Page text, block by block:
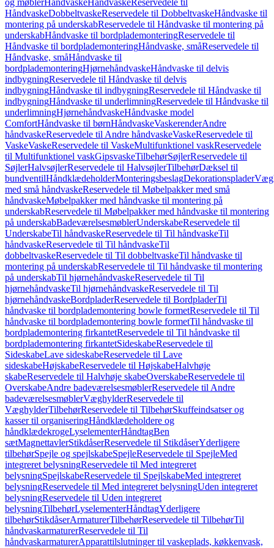
og møblerHåndvaskeHåndvaskeReservedele til
HåndvaskeDobbeltvaskeReservedele til DobbeltvaskeHåndvaske til
montering på underskabReservedele til Håndvaske til montering på
underskabHåndvaske til bordplademonteringReservedele til
Håndvaske til bordplademonteringHåndvaske, småReservedele til
Håndvaske, småHåndvaske til
bordplademonteringHjørnehåndvaskeHåndvaske til delvis
indbygningReservedele til Håndvaske til delvis
indbygningHåndvaske til indbygningReservedele til Håndvaske til
indbygningHåndvaske til underlimningReservedele til Håndvaske til
underlimningHjørnehåndvaskeHåndvaske model
ComfortHåndvaske til børnHåndvaskeVaskerenderAndre
håndvaskeReservedele til Andre håndvaskeVaskeReservedele til
VaskeVaskeReservedele til VaskeMultifunktionel vaskReservedele
til Multifunktionel vaskGipsvaskeTilbehørSøjlerReservedele til
SøjlerHalvsøjlerReservedele til HalvsøjlerTilbehørDæksel til
bundventilHåndklædeholderMonteringsbeslagDekorationsplader
med små håndvaskeReservedele til Møbelpakker med små
håndvaskeMøbelpakker med håndvaske til montering på
underskabReservedele til Møbelpakker med håndvaske til montering
på underskabBadeværelsesmøblerUnderskabeReservedele til
UnderskabeTil håndvaskeReservedele til Til håndvaskeTil
håndvaskeReservedele til Til håndvaskeTil
dobbeltvaskeReservedele til Til dobbeltvaskeTil håndvaske til
montering på underskabReservedele til Til håndvaske til montering
på underskabTil hjørnehåndvaskeReservedele til Til
hjørnehåndvaskeTil hjørnehåndvaskeReservedele til Til
hjørnehåndvaskeBordpladerReservedele til BordpladerTil
håndvaske til bordplademontering bowle formetReservedele til Til
håndvaske til bordplademontering bowle formetTil håndvaske til
bordplademontering firkantetReservedele til Til håndvaske til
bordplademontering firkantetSideskabeReservedele til
SideskabeLave sideskabeReservedele til Lave
sideskabeHøjskabeReservedele til HøjskabeHalvhøje
skabeReservedele til Halvhøje skabeOverskabeReservedele til
OverskabeAndre badeværelsesmøblerReservedele til Andre
badeværelsesmøblerVæghylderReservedele til
VæghylderTilbehørReservedele til TilbehørSkuffeindsatser og
kasser til organiseringHåndklædeholdere og
håndklædekrogeLyselementerHåndtagBen
sætMagnettavlerStikdåserReservedele til StikdåserYderligere
tilbehørSpejle og spejlskabeSpejleReservedele til SpejleMed
integreret belysningReservedele til Med integreret
belysningSpejlskabeReservedele til SpejlskabeMed integreret
belysningReservedele til Med integreret belysningUden integreret
belysningReservedele til Uden integreret
belysningTilbehørLyselementerHåndtagYderligere
tilbehørStikdåserArmaturerTilbehørReservedele til TilbehørTil
håndvaskarmaturerReservedele til Til
håndvaskarmaturerApparattilslutninger til vaskeplads, køkkenvask,